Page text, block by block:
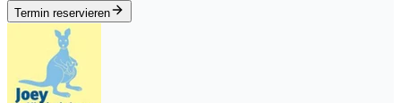
Termin reservieren